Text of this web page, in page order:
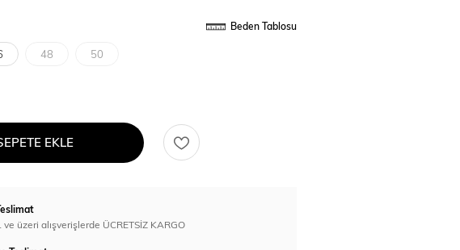
Beden Tablosu
48 50
EKLE
ve üzeri alışverişlerde ÜCRETSİZ KARGO